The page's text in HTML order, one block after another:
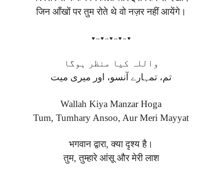
जिन आँखों पर तुम रोते थे वो नज़र नहीं आयेंगे।
♥⇔♥⇔♥⇔♥⇔♥
واللہ کیا منظر ہوگا
تم، تمہارے آنسو، اور میری میت
Wallah Kiya Manzar Hoga
Tum, Tumhary Ansoo, Aur Meri Mayyat
भगवान द्वारा, क्या दृश्य है।
तुम, तुम्हारे आंसू और मेरी लाश